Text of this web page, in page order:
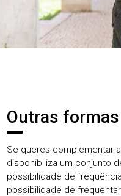
Outras
Se queres complementar
disponibiliza um conjunto
possibilidade de
possibilidade de